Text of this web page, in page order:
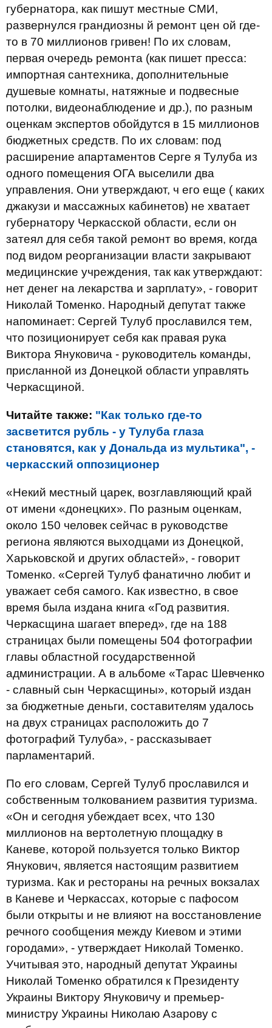
губернатора, как пишут местные СМИ,
развернулся грандиозны й ремонт цен ой где-
то в 70 миллионов гривен! По их словам,
первая очередь ремонта (как пишет пресса:
импортная сантехника, дополнительные
душевые комнаты, натяжные и подвесные
потолки, видеонаблюдение и др.), по разным
оценкам экспертов обойдутся в 15 миллионов
бюджетных средств. По их словам: под
расширение апартаментов Серге я Тулуба из
одного помещения ОГА выселили два
управления. Они утверждают, ч его еще ( каких
джакузи и массажных кабинетов) не хватает
губернатору Черкасской области, если он
затеял для себя такой ремонт во время, когда
под видом реорганизации власти закрывают
медицинские учреждения, так как утверждают:
нет денег на лекарства и зарплату», - говорит
Николай Томенко. Народный депутат также
напоминает: Сергей Тулуб прославился тем,
что позиционирует себя как правая рука
Виктора Януковича - руководитель команды,
присланной из Донецкой области управлять
Черкасщиной.
Читайте также: "Как только где-то
засветится рубль - у Тулуба глаза
становятся, как у Дональда из мультика", -
черкасский оппозиционер
«Некий местный царек, возглавляющий край
от имени «донецких». По разным оценкам,
около 150 человек сейчас в руководстве
региона являются выходцами из Донецкой,
Харьковской и других областей», - говорит
Томенко. «Сергей Тулуб фанатично любит и
уважает себя самого. Как известно, в свое
время была издана книга «Год развития.
Черкасщина шагает вперед», где на 188
страницах были помещены 504 фотографии
главы областной государственной
администрации. А в альбоме «Тарас Шевченко
- славный сын Черкасщины», который издан
за бюджетные деньги, составителям удалось
на двух страницах расположить до 7
фотографий Тулуба», - рассказывает
парламентарий.
По его словам, Сергей Тулуб прославился и
собственным толкованием развития туризма.
«Он и сегодня убеждает всех, что 130
миллионов на вертолетную площадку в
Каневе, которой пользуется только Виктор
Янукович, является настоящим развитием
туризма. Как и рестораны на речных вокзалах
в Каневе и Черкассах, которые с пафосом
были открыты и не влияют на восстановление
речного сообщения между Киевом и этими
городами», - утверждает Николай Томенко.
Учитывая это, народный депутат Украины
Николай Томенко обратился к Президенту
Украины Виктору Януковичу и премьер-
министру Украины Николаю Азарову с